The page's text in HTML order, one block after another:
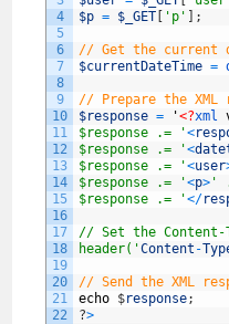
4
5
6
7
8
9
10
11
12
13
14
15
16
17
18
19
20
21
22
$p = $_GET [ 'p' ] ;
// Get the current
$currentDateTime =
// Prepare the XML
$response = '<?xml
$response .= '<
$response .= '<
$response .= '<user
$response .= '<p> '
$response .= '</
// Set the Content-
header('Content -
// Send the XML
echo $response;
?>